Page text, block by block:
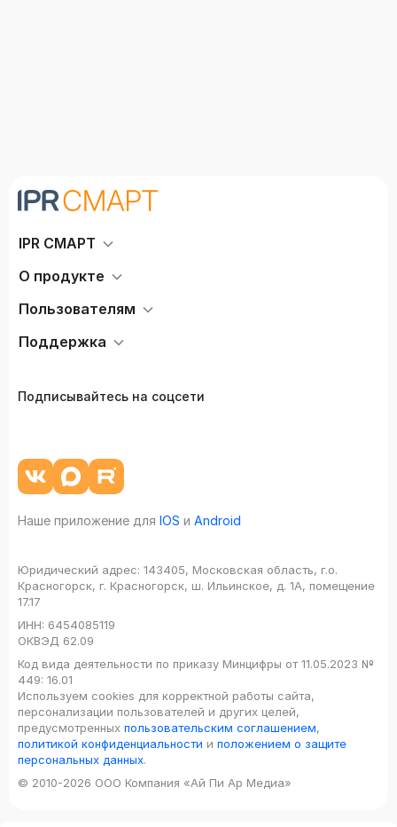
IPR СМАРТ
О продукте
Пользователям
Поддержка
Подписывайтесь на соцсети
Наше приложение для IOS и Android
Юридический адрес: 143405, Московская область, г.о.
Красногорск, г. Красногорск, ш. Ильинское, д. 1А, помещение
17.17
ИНН: 6454085119
ОКВЭД 62.09
Код вида деятельности по приказу Минцифры от 11.05.2023 №
449: 16.01
Используем cookies для корректной работы сайта,
персонализации пользователей и других целей,
предусмотренных пользовательским соглашением,
политикой конфиденциальности и положением о защите
персональных данных.
© 2010-2026 ООО Компания «Ай Пи Ар Медиа»